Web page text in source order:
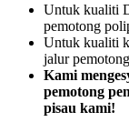
Untuk kualiti
pemotong
Untuk kualiti
jalur
Kami
pemotong
pisau kami!